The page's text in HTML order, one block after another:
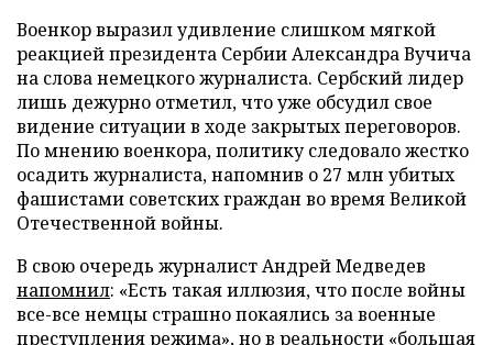
Военкор выразил удивление слишком мягкой
реакцией президента Сербии Александра Вучича
на слова немецкого журналиста. Сербский лидер
лишь дежурно отметил, что уже обсудил свое
видение ситуации в ходе закрытых переговоров.
По мнению военкора, политику следовало жестко
осадить журналиста, напомнив о 27 млн убитых
фашистами советских граждан во время Великой
Отечественной войны.
В свою очередь журналист Андрей Медведев
напомнил: «Есть такая иллюзия, что после войны
все-все немцы страшно покаялись за военные
преступления режима», но в реальности «большая